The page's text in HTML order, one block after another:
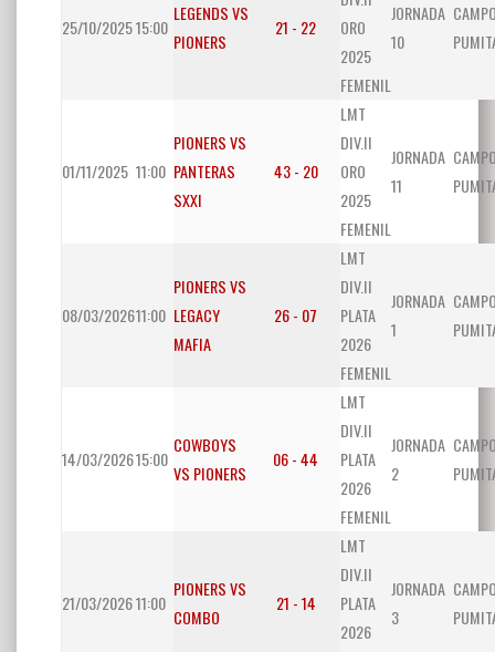
25/10/202515:00
LEGENDS VS
PIONERS
21 - 22
ORO
2025
FEMENIL
JORNADA
10
01/11/2025 11:00
PIONERS VS
PANTERAS
SXXI
43 - 20
LMT
DIV.II
ORO
2025
FEMENIL
JORNADA
11
08/03/202611:00
PIONERS VS
LEGACY
MAFIA
26 - 07
LMT
DIV.II
PLATA
2026
FEMENIL
JORNADA
1
14/03/202615:00
COWBOYS
VS PIONERS
06 - 44
LMT
DIV.II
PLATA
2026
FEMENIL
JORNADA
2
21/03/202611:00
PIONERS VS
COMBO
21 - 14
LMT
DIV.II
PLATA
2026
JORNADA
3